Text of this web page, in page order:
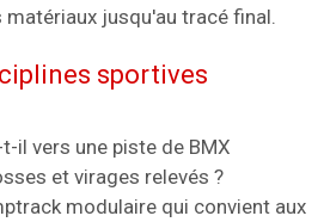
matériaux jusqu'au tracé final.
sportives
il vers une piste de BMX
et virages relevés ?
modulaire qui convient aux